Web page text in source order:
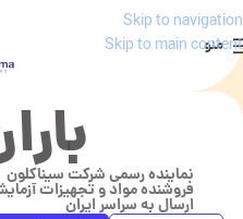
Skip to navigation
Skip to main content
منو
نماینده رسمی شرکت سیناکلون
فروشنده مواد و تجهیزات
ارسال به سراسر ایران